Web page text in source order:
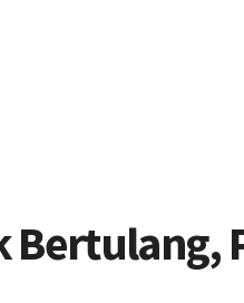
Bertulang,